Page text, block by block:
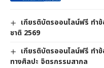
เกียรติบัตรออนไลน์ฟรี ทำ
ชาติ 2569
เกียรติบัตรออนไลน์ฟรี ทำ
ทางศิลปะ จิตรกรรมสากล